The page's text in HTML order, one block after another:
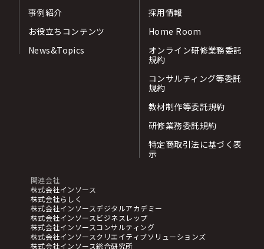
事例紹介
お役立ちコンテンツ
News&Topics
採用情報
Home Room
オンライン研修業務委託
規約
コンサルティング等委託
規約
教材制作等委託規約
研修業務委託規約
特定商取引法に基づく表
示
関連会社
株式会社インソース
株式会社らしく
株式会社インソースデジタルアカデミー
株式会社インソースビジネスレップ
株式会社インソースコンサルティング
株式会社インソースクリエイティブソリューションズ
株式会社インソース総合研究所